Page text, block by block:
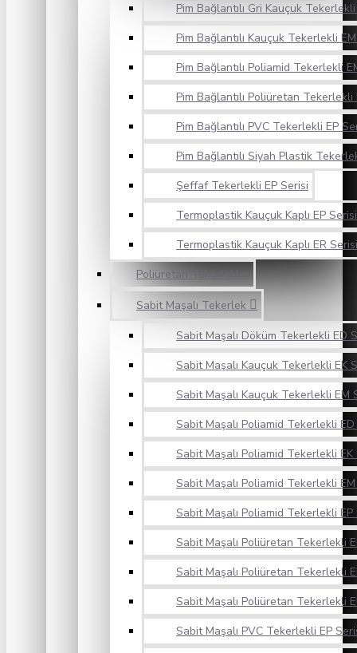
Pim Bağlantılı Gri Kauçuk
Pim Bağlantılı Kauçuk Tekerlekli
Pim Bağlantılı Poliamid Tekerlekli
Pim Bağlantılı Poliüretan Tekerlekli
Pim Bağlantılı PVC Tekerlekli EP
Pim Bağlantılı Siyah Plastik
Şeffaf Tekerlekli EP Serisi
Termoplastik Kauçuk Kaplı EP Serisi
Termoplastik Kauçuk Kaplı ER Serisi
Poliüretan Tekerlekler
Sabit Maşalı Tekerlek
Sabit Maşalı Döküm Tekerlekli ED
Sabit Maşalı Kauçuk Tekerlekli EK
Sabit Maşalı Kauçuk Tekerlekli EM
Sabit Maşalı Poliamid Tekerlekli
Sabit Maşalı Poliamid Tekerlekli EK
Sabit Maşalı Poliamid Tekerlekli
Sabit Maşalı Poliamid Tekerlekli EP
Sabit Maşalı Poliüretan Tekerlekli
Sabit Maşalı Poliüretan Tekerlekli
Sabit Maşalı Poliüretan Tekerlekli
Sabit Maşalı PVC Tekerlekli EP